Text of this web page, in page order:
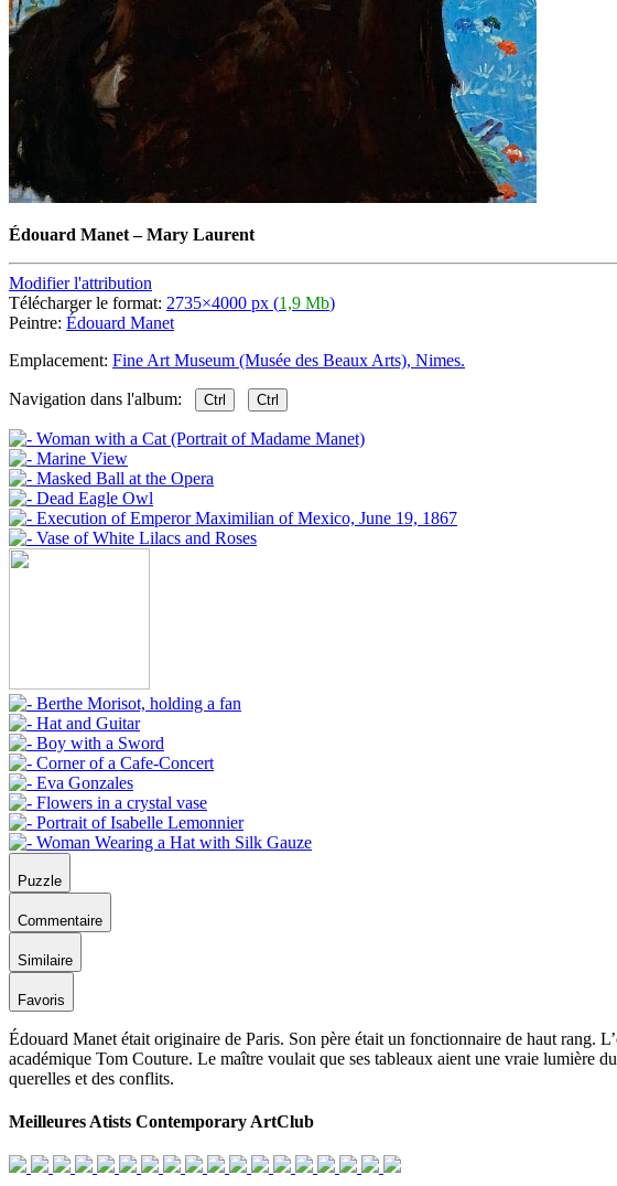
Édouard Manet–Mary Laurent
Modifier l'attribution
Télécharger le format: 2735×4000 px (1,9 Mb)
Peintre: Édouard Manet
Emplacement: Fine Art Museum (Musée des Beaux Arts), Nimes.
Navigation dans l'album: Ctrl Ctrl
Puzzle
Commentaire
Similaire
Favoris
Édouard Manet était originaire de Paris. Son père était un fonctionnaire de haut rang.
académique Tom Couture. Le maître voulait que ses tableaux aient une vraie lumière
querelles et des conflits.
Meilleures Atists Contemporary ArtClub